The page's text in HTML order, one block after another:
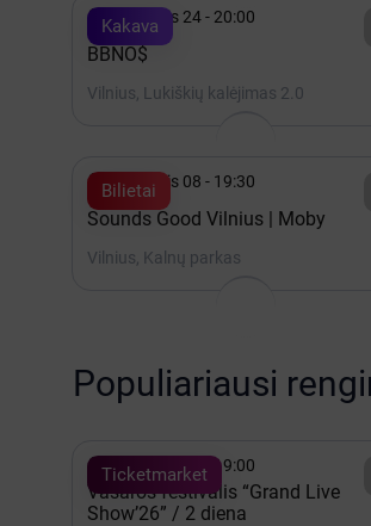
Kakava
Rugpjūtis 24 - 20:00
BBNO$
Vilnius, Lukiškių kalėjimas 2.0
Bilietai
Rugpjūtis 08 - 19:30
Sounds Good Vilnius | Moby
Vilnius, Kalnų parkas
Populiariausi
Ticketmarket
Rugpjūtis 08 - 19:00
Vasaros festivalis “Grand Live
Show’26” / 2 diena